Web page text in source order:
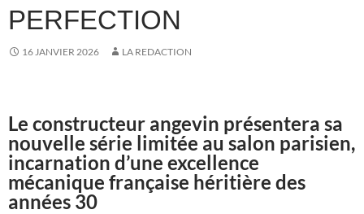
PERFECTION
16 JANVIER 2026 LA REDACTION
Le constructeur angevin présentera sa
nouvelle série limitée au salon parisien,
incarnation d’une excellence
mécanique française héritière des
années 30